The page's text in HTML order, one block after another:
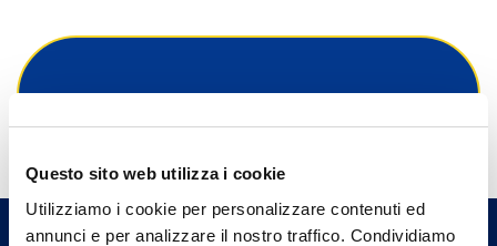
Questo sito web utilizza i cookie
Utilizziamo i cookie per personalizzare contenuti ed
annunci e per analizzare il nostro traffico. Condividiamo
Trova l'Agenzia più vicina a te e parla con
un nostro Agente.